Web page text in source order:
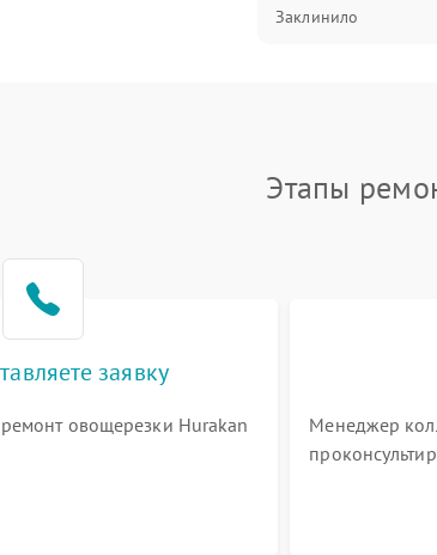
Заклинило
Этапы
заявку
ремонт овощерезки Hurakan
Менеджер
овощерезки а